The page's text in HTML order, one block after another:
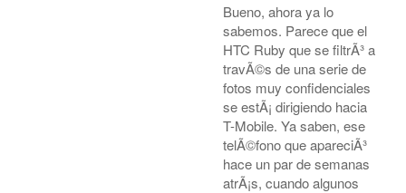
Bueno, ahora ya lo
sabemos. Parece que el
HTC Ruby que se filtrÃ³ a
travÃ©s de una serie de
fotos muy confidenciales
se estÃ¡ dirigiendo hacia
T-Mobile. Ya saben, ese
telÃ©fono que apareciÃ³
hace un par de semanas
atrÃ¡s, cuando algunos